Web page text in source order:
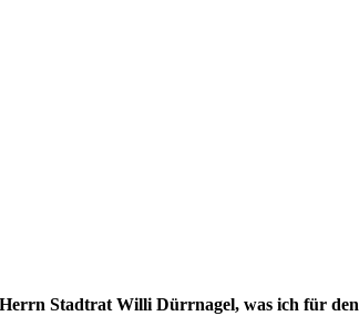
Stadtrat Willi Dürrnagel, was ich für den